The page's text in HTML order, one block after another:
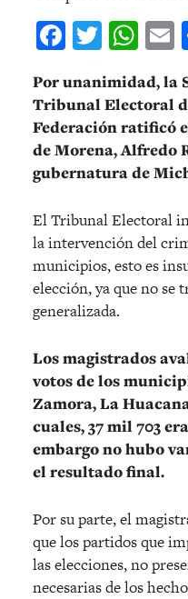
Facebook
Por unanimidad, la
Tribunal Electoral
Federación ratificó
de Morena, Alfredo
gubernatura de
El Tribunal Electoral
la intervención del
municipios, esto es
elección, ya que no se
generalizada.
Los magistrados
votos de los
Zamora, La
cuales, 37 mil 703
embargo no hubo
el resultado final.
Por su parte, el
que los partidos que
las elecciones, no
necesarias de los